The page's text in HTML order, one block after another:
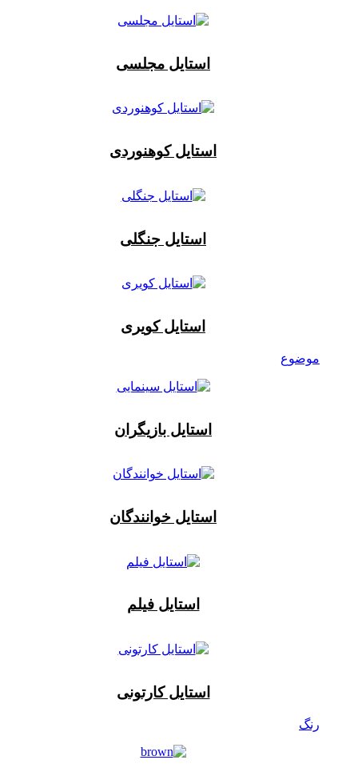
استایل مجلسی
استایل کوهنوردی
استایل جنگلی
استایل کویری
موضوع
استایل بازیگران
استایل خوانندگان
استایل فیلم
استایل کارتونی
رنگ